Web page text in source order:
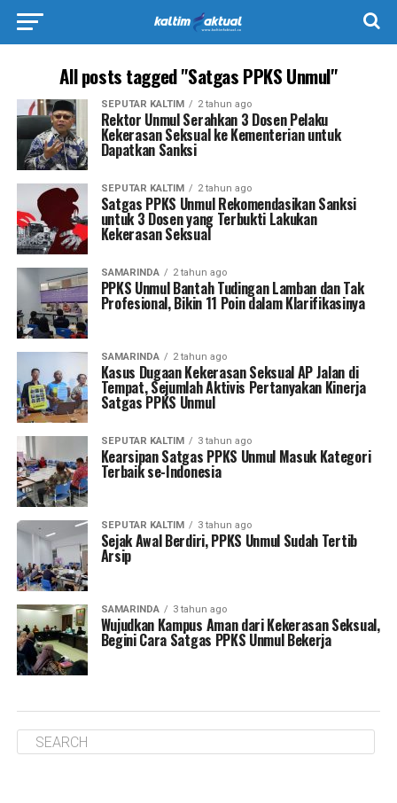
All posts tagged "Satgas PPKS Unmul"
SEPUTAR KALTIM 2 tahun ago
Rektor Unmul Serahkan 3 Dosen Pelaku
Kekerasan Seksual ke Kementerian untuk
Dapatkan Sanksi
SEPUTAR KALTIM 2 tahun ago
Satgas PPKS Unmul Rekomendasikan Sanksi
untuk 3 Dosen yang Terbukti Lakukan
Kekerasan Seksual
SAMARINDA 2 tahun ago
PPKS Unmul Bantah Tudingan Lamban dan Tak
Profesional, Bikin 11 Poin dalam Klarifikasinya
SAMARINDA 2 tahun ago
Kasus Dugaan Kekerasan Seksual AP Jalan di
Tempat, Sejumlah Aktivis Pertanyakan Kinerja
Satgas PPKS Unmul
SEPUTAR KALTIM 3 tahun ago
Kearsipan Satgas PPKS Unmul Masuk Kategori
Terbaik se-Indonesia
SEPUTAR KALTIM 3 tahun ago
Sejak Awal Berdiri, PPKS Unmul Sudah Tertib
Arsip
SAMARINDA 3 tahun ago
Wujudkan Kampus Aman dari Kekerasan Seksual,
Begini Cara Satgas PPKS Unmul Bekerja